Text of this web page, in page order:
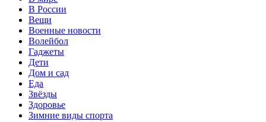
В России
Вещи
Военные новости
Волейбол
Гаджеты
Дети
Дом и сад
Еда
Звёзды
Здоровье
Зимние виды спорта